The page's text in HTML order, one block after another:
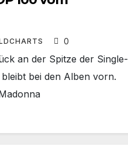
0
an der Spitze der Single-
bei den Alben vorn.